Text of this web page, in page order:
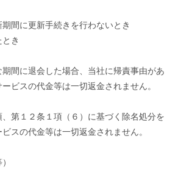
期間に更新手続きを行わないとき
き
間に退会した場合、当社に帰責事由があ
ビスの代金等は一切返金されません。
第１２条１項（６）に基づく除名処分を
スの代金等は一切返金されません。